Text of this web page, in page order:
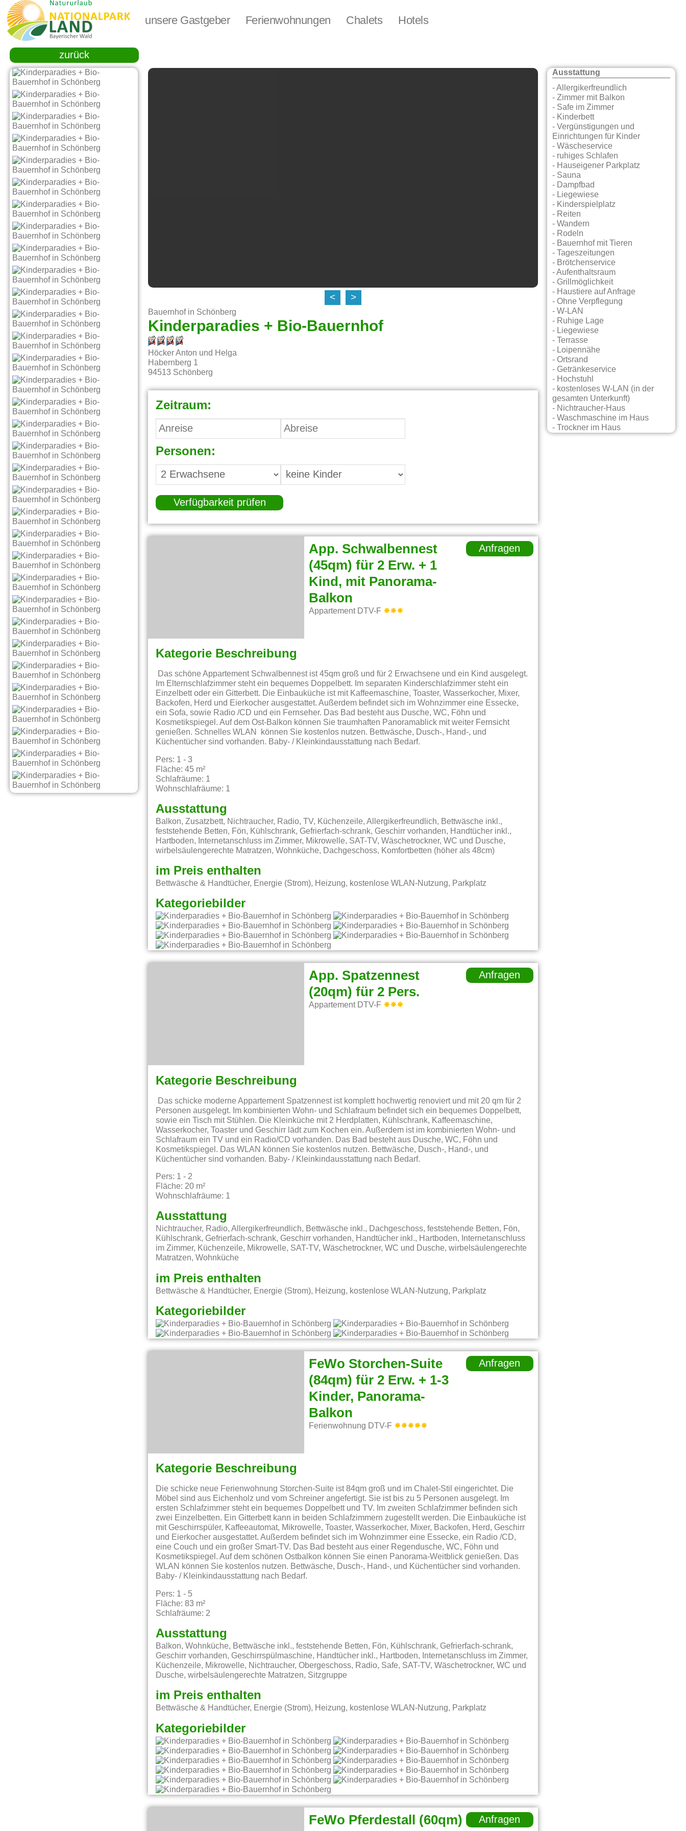
unsere Gastgeber Ferienwohnungen Chalets Hotels
zurück
< >
Bauernhof in Schönberg
Kinderparadies + Bio-Bauernhof
Höcker Anton und Helga
Habernberg 1
94513 Schönberg
Zeitraum:
Personen:
Verfügbarkeit prüfen
App. Schwalbennest
(45qm) für 2 Erw. + 1
Kind, mit Panorama-
Balkon
Appartement DTV-F
Anfragen
Kategorie Beschreibung
Das schöne Appartement Schwalbennest ist 45qm groß und für 2 Erwachsene und ein Kind ausgelegt.
Im Elternschlafzimmer steht ein bequemes Doppelbett. Im separaten Kinderschlafzimmer steht ein
Einzelbett oder ein Gitterbett. Die Einbauküche ist mit Kaffeemaschine, Toaster, Wasserkocher, Mixer,
Backofen, Herd und Eierkocher ausgestattet. Außerdem befindet sich im Wohnzimmer eine Essecke,
ein Sofa, sowie Radio /CD und ein Fernseher. Das Bad besteht aus Dusche, WC, Föhn und
Kosmetikspiegel. Auf dem Ost-Balkon können Sie traumhaften Panoramablick mit weiter Fernsicht
genießen. Schnelles WLAN können Sie kostenlos nutzen. Bettwäsche, Dusch-, Hand-, und
Küchentücher sind vorhanden. Baby- / Kleinkindausstattung nach Bedarf.
Pers: 1 - 3
Fläche: 45 m²
Schlafräume: 1
Wohnschlafräume: 1
Ausstattung
Balkon, Zusatzbett, Nichtraucher, Radio, TV, Küchenzeile, Allergikerfreundlich, Bettwäsche inkl.,
feststehende Betten, Fön, Kühlschrank, Gefrierfach-schrank, Geschirr vorhanden, Handtücher inkl.,
Hartboden, Internetanschluss im Zimmer, Mikrowelle, SAT-TV, Wäschetrockner, WC und Dusche,
wirbelsäulengerechte Matratzen, Wohnküche, Dachgeschoss, Komfortbetten (höher als 48cm)
im Preis enthalten
Bettwäsche & Handtücher, Energie (Strom), Heizung, kostenlose WLAN-Nutzung, Parkplatz
Kategoriebilder
App. Spatzennest
(20qm) für 2 Pers.
Appartement DTV-F
Anfragen
Kategorie Beschreibung
Das schicke moderne Appartement Spatzennest ist komplett hochwertig renoviert und mit 20 qm für 2
Personen ausgelegt. Im kombinierten Wohn- und Schlafraum befindet sich ein bequemes Doppelbett,
sowie ein Tisch mit Stühlen. Die Kleinküche mit 2 Herdplatten, Kühlschrank, Kaffeemaschine,
Wasserkocher, Toaster und Geschirr lädt zum Kochen ein. Außerdem ist im kombinierten Wohn- und
Schlafraum ein TV und ein Radio/CD vorhanden. Das Bad besteht aus Dusche, WC, Föhn und
Kosmetikspiegel. Das WLAN können Sie kostenlos nutzen. Bettwäsche, Dusch-, Hand-, und
Küchentücher sind vorhanden. Baby- / Kleinkindausstattung nach Bedarf.
Pers: 1 - 2
Fläche: 20 m²
Wohnschlafräume: 1
Ausstattung
Nichtraucher, Radio, Allergikerfreundlich, Bettwäsche inkl., Dachgeschoss, feststehende Betten, Fön,
Kühlschrank, Gefrierfach-schrank, Geschirr vorhanden, Handtücher inkl., Hartboden, Internetanschluss
im Zimmer, Küchenzeile, Mikrowelle, SAT-TV, Wäschetrockner, WC und Dusche, wirbelsäulengerechte
Matratzen, Wohnküche
im Preis enthalten
Bettwäsche & Handtücher, Energie (Strom), Heizung, kostenlose WLAN-Nutzung, Parkplatz
Kategoriebilder
FeWo Storchen-Suite
(84qm) für 2 Erw. + 1-3
Kinder, Panorama-
Balkon
Ferienwohnung DTV-F
Anfragen
Kategorie Beschreibung
Die schicke neue Ferienwohnung Storchen-Suite ist 84qm groß und im Chalet-Stil eingerichtet. Die
Möbel sind aus Eichenholz und vom Schreiner angefertigt. Sie ist bis zu 5 Personen ausgelegt. Im
ersten Schlafzimmer steht ein bequemes Doppelbett und TV. Im zweiten Schlafzimmer befinden sich
zwei Einzelbetten. Ein Gitterbett kann in beiden Schlafzimmern zugestellt werden. Die Einbauküche ist
mit Geschirrspüler, Kaffeeautomat, Mikrowelle, Toaster, Wasserkocher, Mixer, Backofen, Herd, Geschirr
und Eierkocher ausgestattet. Außerdem befindet sich im Wohnzimmer eine Essecke, ein Radio /CD,
eine Couch und ein großer Smart-TV. Das Bad besteht aus einer Regendusche, WC, Föhn und
Kosmetikspiegel. Auf dem schönen Ostbalkon können Sie einen Panorama-Weitblick genießen. Das
WLAN können Sie kostenlos nutzen. Bettwäsche, Dusch-, Hand-, und Küchentücher sind vorhanden.
Baby- / Kleinkindausstattung nach Bedarf.
Pers: 1 - 5
Fläche: 83 m²
Schlafräume: 2
Ausstattung
Balkon, Wohnküche, Bettwäsche inkl., feststehende Betten, Fön, Kühlschrank, Gefrierfach-schrank,
Geschirr vorhanden, Geschirrspülmaschine, Handtücher inkl., Hartboden, Internetanschluss im Zimmer,
Küchenzeile, Mikrowelle, Nichtraucher, Obergeschoss, Radio, Safe, SAT-TV, Wäschetrockner, WC und
Dusche, wirbelsäulengerechte Matratzen, Sitzgruppe
im Preis enthalten
Bettwäsche & Handtücher, Energie (Strom), Heizung, kostenlose WLAN-Nutzung, Parkplatz
Kategoriebilder
FeWo Pferdestall (60qm)
Anfragen
Ausstattung
- Allergikerfreundlich
- Zimmer mit Balkon
- Safe im Zimmer
- Kinderbett
- Vergünstigungen und
Einrichtungen für Kinder
- Wäscheservice
- ruhiges Schlafen
- Hauseigener Parkplatz
- Sauna
- Dampfbad
- Liegewiese
- Kinderspielplatz
- Reiten
- Wandern
- Rodeln
- Bauernhof mit Tieren
- Tageszeitungen
- Brötchenservice
- Aufenthaltsraum
- Grillmöglichkeit
- Haustiere auf Anfrage
- Ohne Verpflegung
- W-LAN
- Ruhige Lage
- Liegewiese
- Terrasse
- Loipennähe
- Ortsrand
- Getränkeservice
- Hochstuhl
- kostenloses W-LAN (in der
gesamten Unterkunft)
- Nichtraucher-Haus
- Waschmaschine im Haus
- Trockner im Haus